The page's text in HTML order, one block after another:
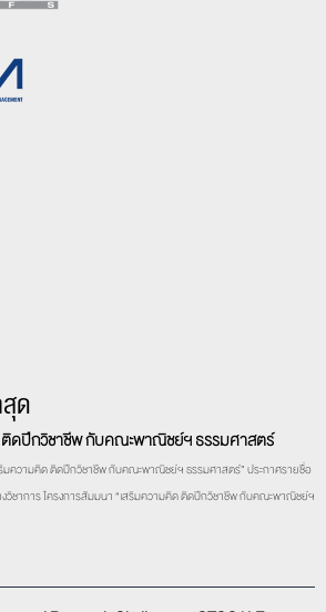
ด
ติดปีกวิชาชีพ กับคณะพาณิชย์ฯ ธรรมศาสตร์
ริมความคิด ติดปีกวิชาชีพ กับคณะพาณิชย์ฯ ธรรมศาสตร์” ประกาศรายชื่อ
วิชาการ โครงการสัมมนา “เสริมความคิด ติดปีกวิชาชีพ กับคณะพาณิชย์ฯ